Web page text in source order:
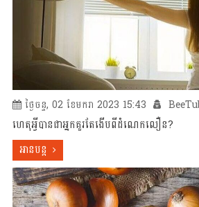
ថ្ងៃចន្ទ, 02 ខែមករា 2023 15:43
ហេតុអ្វីបានជាអ្នកគួរតែងើបពីដំណេកលឿន?
អានបន្ត